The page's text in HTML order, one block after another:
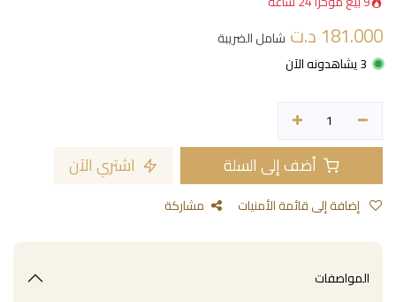
181.000 د.ت شامل الضريبة
3 يشاهدونه الآن
أضف إلى السلة اشتري الآن
مشاركة
المواصفات